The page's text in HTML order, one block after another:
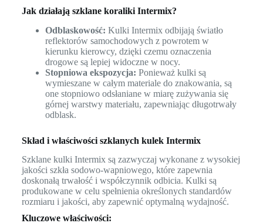
Jak działają szklane koraliki Intermix?
Odblaskowość: Kulki Intermix odbijają światło
reflektorów samochodowych z powrotem w
kierunku kierowcy, dzięki czemu oznaczenia
drogowe są lepiej widoczne w nocy.
Stopniowa ekspozycja: Ponieważ kulki są
wymieszane w całym materiale do znakowania, są
one stopniowo odsłaniane w miarę zużywania się
górnej warstwy materiału, zapewniając długotrwały
odblask.
Skład i właściwości szklanych kulek Intermix
Szklane kulki Intermix są zazwyczaj wykonane z wysokiej
jakości szkła sodowo-wapniowego, które zapewnia
doskonałą trwałość i współczynnik odbicia. Kulki są
produkowane w celu spełnienia określonych standardów
rozmiaru i jakości, aby zapewnić optymalną wydajność.
Kluczowe właściwości: